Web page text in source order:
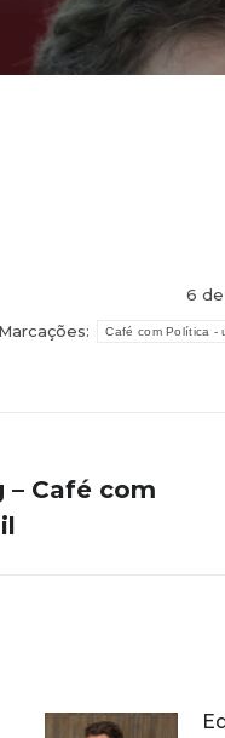
6
Marcações:
Café com Política -
– Café com